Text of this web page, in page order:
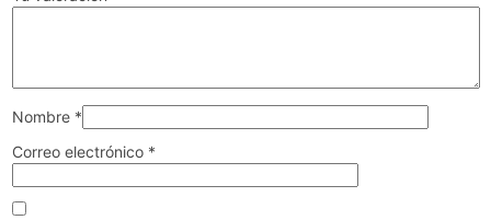
Nombre *
Correo electrónico *